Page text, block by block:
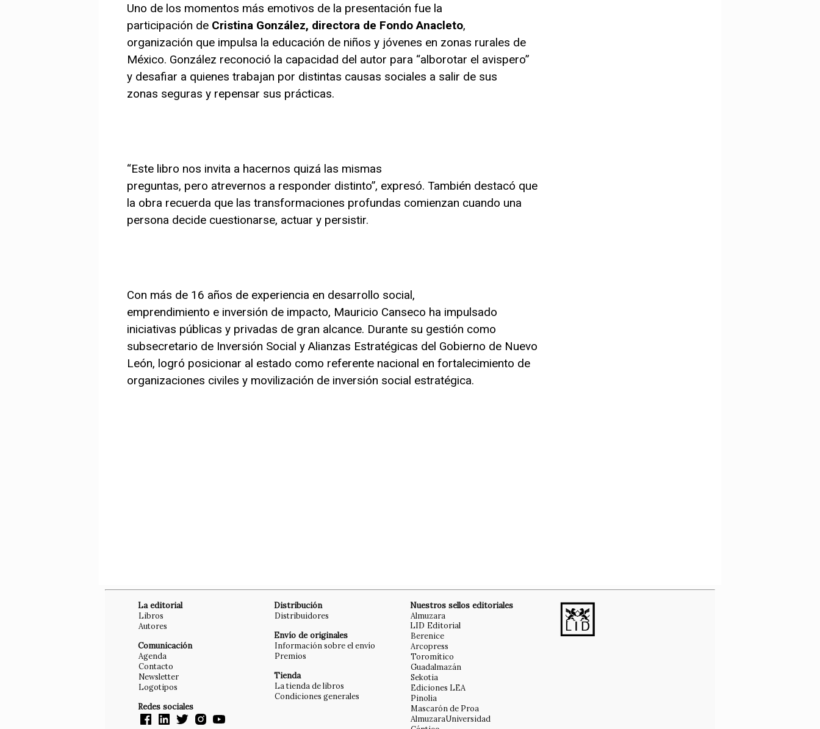
Uno de los momentos más emotivos de la presentación fue la
participación de Cristina González, directora de Fondo Anacleto,
organización que impulsa la educación de niños y jóvenes en zonas rurales de
México. González reconoció la capacidad del autor para “alborotar el avispero”
y desafiar a quienes trabajan por distintas causas sociales a salir de sus
zonas seguras y repensar sus prácticas.
“Este libro nos invita a hacernos quizá las mismas
preguntas, pero atrevernos a responder distinto”, expresó. También destacó que
la obra recuerda que las transformaciones profundas comienzan cuando una
persona decide cuestionarse, actuar y persistir.
Con más de 16 años de experiencia en desarrollo social,
emprendimiento e inversión de impacto, Mauricio Canseco ha impulsado
iniciativas públicas y privadas de gran alcance. Durante su gestión como
subsecretario de Inversión Social y Alianzas Estratégicas del Gobierno de Nuevo
León, logró posicionar al estado como referente nacional en fortalecimiento de
organizaciones civiles y movilización de inversión social estratégica.
La editorial
Libros
Autores
Comunicación
Agenda
Contacto
Newsletter
Logotipos
Redes sociales
Distribución
Distribuidores
Envío de originales
Información sobre el envío
Premios
Tienda
La tienda de libros
Condiciones generales
Nuestros sellos editoriales
Almuzara
LID Editorial
Berenice
Arcopress
Toromítico
Guadalmazán
Sekotia
Ediciones LEA
Pinolia
Mascarón de Proa
AlmuzaraUniversidad